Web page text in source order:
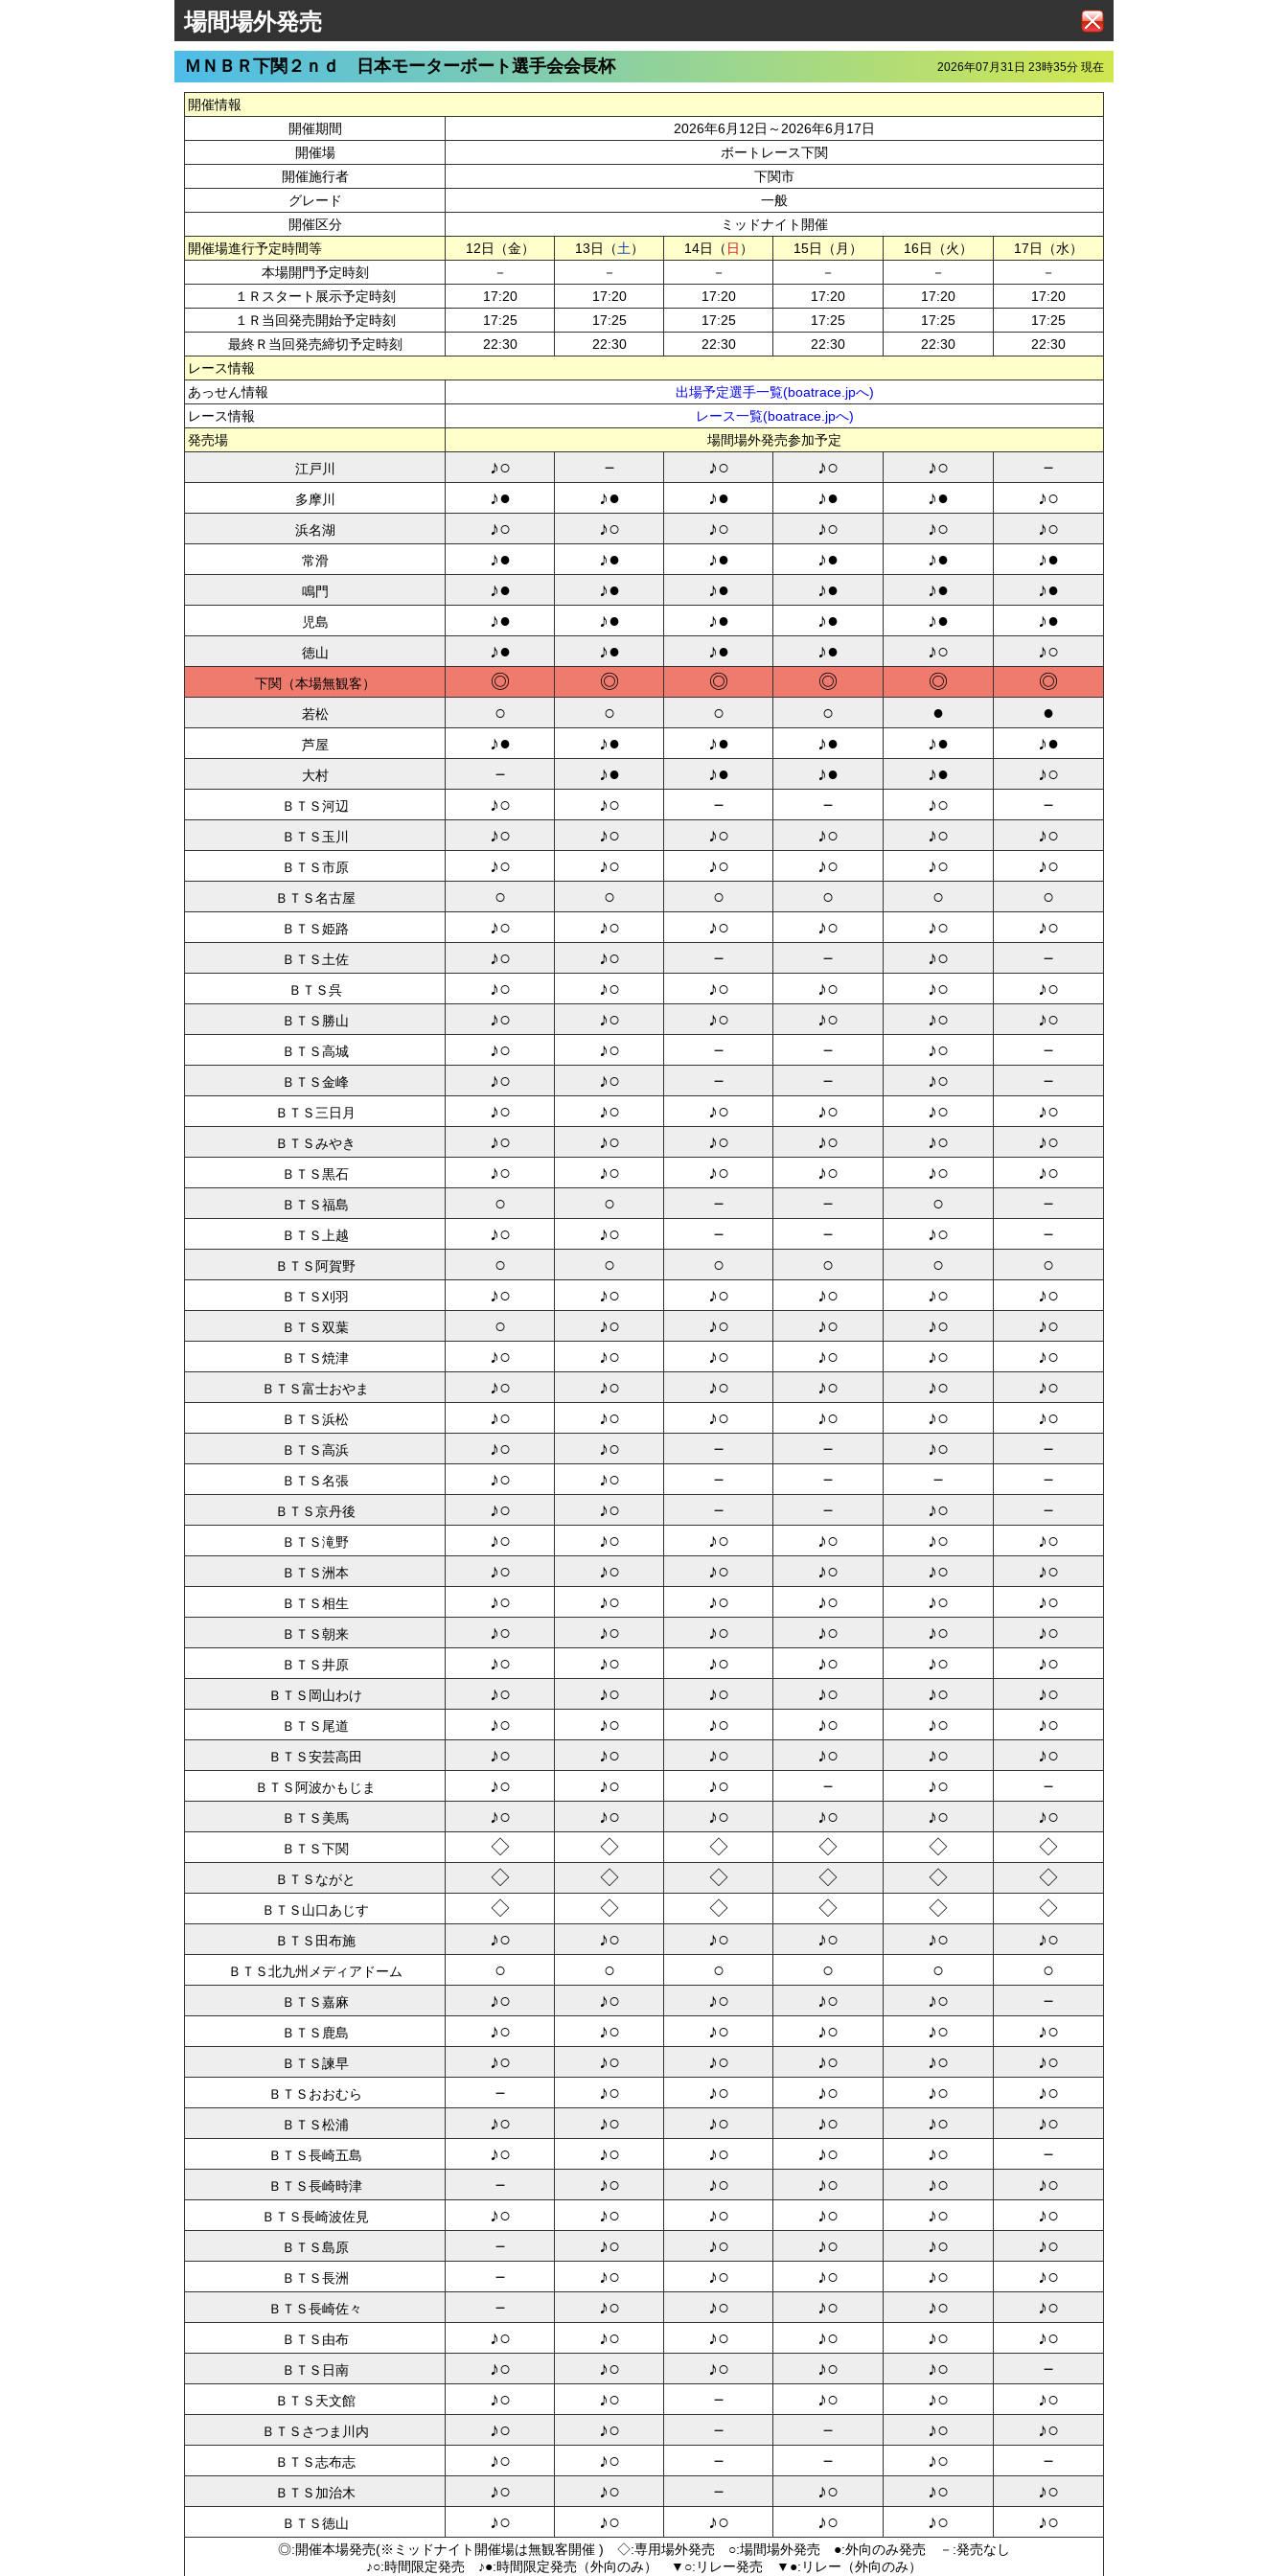
場間場外発売
2026年07月31日 23時35分 現在
ＭＮＢＲ下関２ｎｄ 日本モーターボート選手会会長杯
開催情報
開催期間
2026年6月12日～2026年6月17日
開催場
ボートレース下関
開催施行者
下関市
グレード
一般
開催区分
ミッドナイト開催
開催場進行予定時間等
12日（金） 13日（土） 14日（ 日 ） 15日（月） 16日（火）
17日（水）
本場開門予定時刻
－ － － － －
－
１Ｒスタート展示予定時刻
17:20 17:20 17:20 17:20 17:20
17:20
１Ｒ当回発売開始予定時刻
17:25 17:25 17:25 17:25 17:25
17:25
最終Ｒ当回発売締切予定時刻
22:30 22:30 22:30 22:30 22:30
22:30
レース情報
あっせん情報
出場予定選手一覧(boatrace.jpへ)
レース情報
レース一覧(boatrace.jpへ)
発売場
場間場外発売参加予定
江戸川
♪○ － ♪○ ♪○ ♪○ －
多摩川 ♪● ♪● ♪● ♪● ♪● ♪○
浜名湖 ♪○ ♪○ ♪○ ♪○ ♪○ ♪○
常滑 ♪● ♪● ♪● ♪● ♪● ♪●
鳴門 ♪● ♪● ♪● ♪● ♪● ♪●
児島 ♪● ♪● ♪● ♪● ♪● ♪●
徳山 ♪● ♪● ♪● ♪● ♪○ ♪○
下関 ◎ ◎ ◎ ◎ ◎ ◎
若松 ○ ○ ○ ○ ● ●
芦屋 ♪● ♪● ♪● ♪● ♪● ♪●
大村 － ♪● ♪● ♪● ♪● ♪○
ＢＴＳ河辺 ♪○ ♪○ － － ♪○ －
ＢＴＳ玉川 ♪○ ♪○ ♪○ ♪○ ♪○ ♪○
ＢＴＳ市原 ♪○ ♪○ ♪○ ♪○ ♪○ ♪○
ＢＴＳ名古屋 ○ ○ ○ ○ ○ ○
ＢＴＳ姫路 ♪○ ♪○ ♪○ ♪○ ♪○ ♪○
ＢＴＳ土佐 ♪○ ♪○ － － ♪○ －
ＢＴＳ呉 ♪○ ♪○ ♪○ ♪○ ♪○ ♪○
ＢＴＳ勝山 ♪○ ♪○ ♪○ ♪○ ♪○ ♪○
ＢＴＳ高城 ♪○ ♪○ － － ♪○ －
ＢＴＳ金峰 ♪○ ♪○ － － ♪○ －
ＢＴＳ三日月 ♪○ ♪○ ♪○ ♪○ ♪○ ♪○
ＢＴＳみやき ♪○ ♪○ ♪○ ♪○ ♪○ ♪○
ＢＴＳ黒石 ♪○ ♪○ ♪○ ♪○ ♪○ ♪○
ＢＴＳ福島 ○ ○ － － ○ －
ＢＴＳ上越 ♪○ ♪○ － － ♪○ －
ＢＴＳ阿賀野 ○ ○ ○ ○ ○ ○
ＢＴＳ刈羽 ♪○ ♪○ ♪○ ♪○ ♪○ ♪○
ＢＴＳ双葉 ○ ♪○ ♪○ ♪○ ♪○ ♪○
ＢＴＳ焼津 ♪○ ♪○ ♪○ ♪○ ♪○ ♪○
ＢＴＳ富士おやま ♪○ ♪○ ♪○ ♪○ ♪○ ♪○
ＢＴＳ浜松 ♪○ ♪○ ♪○ ♪○ ♪○ ♪○
ＢＴＳ高浜 ♪○ ♪○ － － ♪○ －
ＢＴＳ名張 ♪○ ♪○ － － － －
ＢＴＳ京丹後 ♪○ ♪○ － － ♪○ －
ＢＴＳ滝野 ♪○ ♪○ ♪○ ♪○ ♪○ ♪○
ＢＴＳ洲本 ♪○ ♪○ ♪○ ♪○ ♪○ ♪○
ＢＴＳ相生 ♪○ ♪○ ♪○ ♪○ ♪○ ♪○
ＢＴＳ朝来 ♪○ ♪○ ♪○ ♪○ ♪○ ♪○
ＢＴＳ井原 ♪○ ♪○ ♪○ ♪○ ♪○ ♪○
ＢＴＳ岡山わけ ♪○ ♪○ ♪○ ♪○ ♪○ ♪○
ＢＴＳ尾道 ♪○ ♪○ ♪○ ♪○ ♪○ ♪○
ＢＴＳ安芸高田 ♪○ ♪○ ♪○ ♪○ ♪○ ♪○
ＢＴＳ阿波かもじま ♪○ ♪○ ♪○ － ♪○ －
ＢＴＳ美馬 ♪○ ♪○ ♪○ ♪○ ♪○ ♪○
ＢＴＳ下関 ◇ ◇ ◇ ◇ ◇ ◇
ＢＴＳながと ◇ ◇ ◇ ◇ ◇ ◇
ＢＴＳ山口あじす ◇ ◇ ◇ ◇ ◇ ◇
ＢＴＳ田布施 ♪○ ♪○ ♪○ ♪○ ♪○ ♪○
ＢＴＳ北九州メディアドーム ○ ○ ○ ○ ○ ○
ＢＴＳ嘉麻 ♪○ ♪○ ♪○ ♪○ ♪○ －
ＢＴＳ鹿島 ♪○ ♪○ ♪○ ♪○ ♪○ ♪○
ＢＴＳ諫早 ♪○ ♪○ ♪○ ♪○ ♪○ ♪○
ＢＴＳおおむら － ♪○ ♪○ ♪○ ♪○ ♪○
ＢＴＳ松浦 ♪○ ♪○ ♪○ ♪○ ♪○ ♪○
ＢＴＳ長崎五島 ♪○ ♪○ ♪○ ♪○ ♪○ －
ＢＴＳ長崎時津 － ♪○ ♪○ ♪○ ♪○ ♪○
ＢＴＳ長崎波佐見 ♪○ ♪○ ♪○ ♪○ ♪○ ♪○
ＢＴＳ島原 － ♪○ ♪○ ♪○ ♪○ ♪○
ＢＴＳ長洲 － ♪○ ♪○ ♪○ ♪○ ♪○
ＢＴＳ長崎佐々 － ♪○ ♪○ ♪○ ♪○ ♪○
ＢＴＳ由布 ♪○ ♪○ ♪○ ♪○ ♪○ ♪○
ＢＴＳ日南 ♪○ ♪○ ♪○ ♪○ ♪○ －
ＢＴＳ天文館 ♪○ ♪○ － ♪○ ♪○ ♪○
ＢＴＳさつま川内 ♪○ ♪○ － － ♪○ ♪○
ＢＴＳ志布志 ♪○ ♪○ － － ♪○ －
ＢＴＳ加治木 ♪○ ♪○ － ♪○ ♪○ ♪○
ＢＴＳ徳山 ♪○ ♪○ ♪○ ♪○ ♪○ ♪○
◎:開催本場発売(※ミッドナイト開催場は無観客開催 ) ◇:専用場外発売 ○:場間場外発売 ●:外向のみ発売 －:発売なし
♪○:時間限定発売 ♪●:時間限定発売（外向のみ） ▼○:リレー発売 ▼●:リレー（外向のみ）